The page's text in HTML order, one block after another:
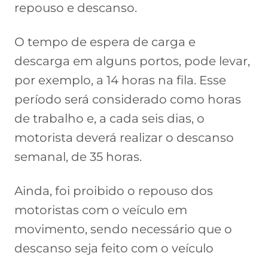
repouso e descanso.
O tempo de espera de carga e
descarga em alguns portos, pode levar,
por exemplo, a 14 horas na fila. Esse
período será considerado como horas
de trabalho e, a cada seis dias, o
motorista deverá realizar o descanso
semanal, de 35 horas.
Ainda, foi proibido o repouso dos
motoristas com o veículo em
movimento, sendo necessário que o
descanso seja feito com o veículo